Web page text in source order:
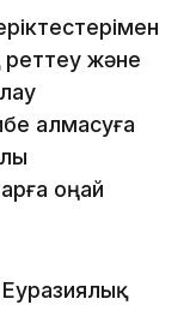
және
алмасуға
оңай